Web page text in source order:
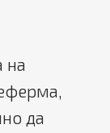
на
да